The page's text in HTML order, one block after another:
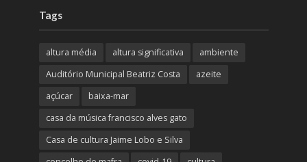
Tags
altura média altura significativa
ambiente
Auditório Municipal Beatriz Costa
azeite
açúcar
baixa-mar
casa da música francisco alves gato
Casa de cultura Jaime Lobo e Silva